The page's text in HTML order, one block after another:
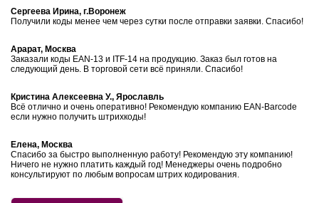
Сергеева Ирина, г.Воронеж
Получили коды менее чем через сутки после отправки заявки. Спасибо!
Арарат, Москва
Заказали коды EAN-13 и ITF-14 на продукцию. Заказ был готов на
следующий день. В торговой сети всё приняли. Спасибо!
Кристина Алексеевна У., Ярославль
Всё отлично и очень оперативно! Рекомендую компанию EAN-Barcode
если нужно получить штрихкоды!
Елена, Москва
Спасибо за быстро выполненную работу! Рекомендую эту компанию!
Ничего не нужно платить каждый год! Менеджеры очень подробно
консультируют по любым вопросам штрих кодирования.